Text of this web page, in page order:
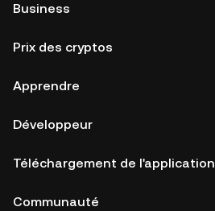
Business
Prix des cryptos
Apprendre
Développeur
Téléchargement de l'application
Communauté